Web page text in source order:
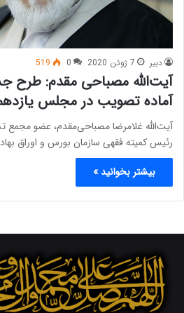
دبیر 7 ژوئن 2020 0
519
آیت‌الله مصباحی مقدم: طرح
آماده تصویب در مجلس
آیت‌الله غلامرضا مصباحی‌مقدم، عضو
رئیس کمیته فقهی سازمان بورس و اوراق
بیشتر بخوانید »